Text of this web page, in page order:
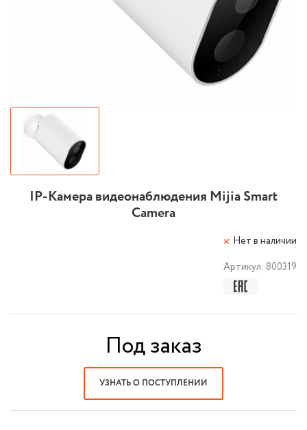
IP-Камера видеонаблюдения Mijia Smart
Camera
Нет в наличии
Артикул: 800319
Под заказ
УЗНАТЬ О ПОСТУПЛЕНИИ